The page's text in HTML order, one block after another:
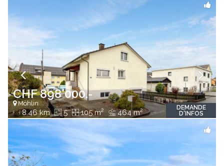
CHF 898'000.-
Möhlin
8.46 km 5 105 m2 464 m2
DEMANDE
D'INFOS